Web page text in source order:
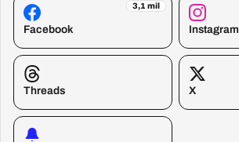
3,1 mil
Facebook Instagram
Threads X